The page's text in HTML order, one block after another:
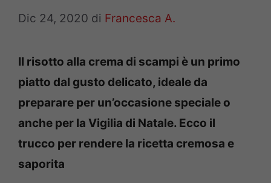
Dic 24, 2020 di Francesca A.
Il risotto alla crema di scampi è un primo
piatto dal gusto delicato, ideale da
preparare per un’occasione speciale o
anche per la Vigilia di Natale. Ecco il
trucco per rendere la ricetta cremosa e
saporita